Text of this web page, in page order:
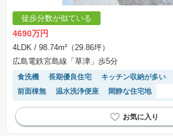
徒歩分数が似ている
4690万円
4LDK / 98.74m²（29.86坪）
広島電鉄宮島線「草津」歩5分
食洗機 長期優良住宅 キッチン収納が多い
前面棟無
温水洗浄便座
閑静な住宅地
モニター付きインターホン
陽当り良好
ト
システムキッチン
SIC 浴室乾燥機